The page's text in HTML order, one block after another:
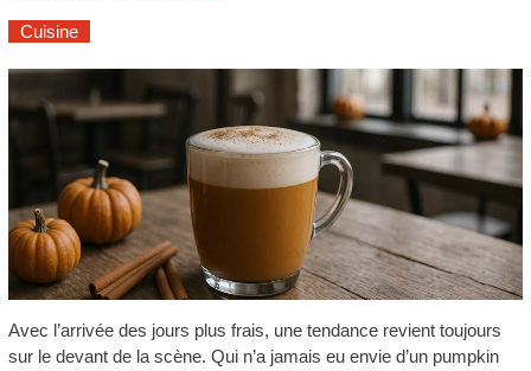
Cuisine
Avec l’arrivée des jours plus frais, une tendance revient toujours
sur le devant de la scène. Qui n’a jamais eu envie d’un pumpkin